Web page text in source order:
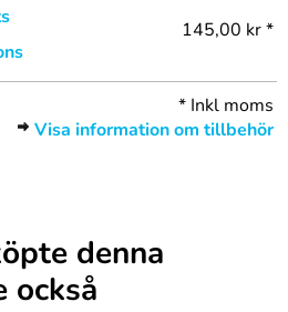
145,00 kr *
* Inkl moms
Visa information om tillbehör
denna
också